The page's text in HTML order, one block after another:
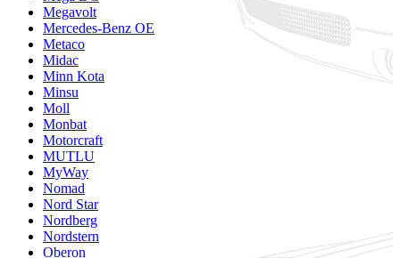
Megavolt
Mercedes-Benz OE
Metaco
Midac
Minn Kota
Minsu
Moll
Monbat
Motorcraft
MUTLU
MyWay
Nomad
Nord Star
Nordberg
Nordstern
Oberon